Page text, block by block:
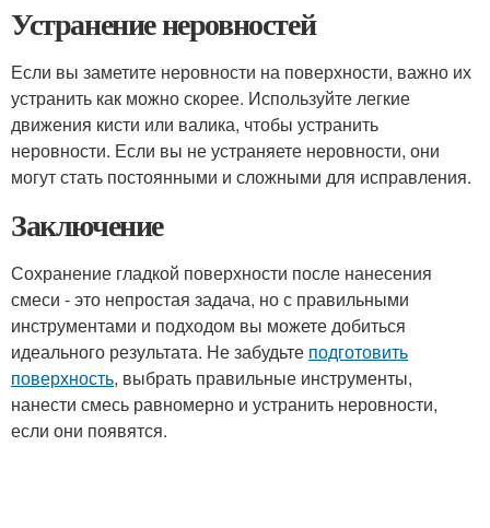
Устранение неровностей
Если вы заметите неровности на поверхности, важно их
устранить как можно скорее. Используйте легкие
движения кисти или валика, чтобы устранить
неровности. Если вы не устраняете неровности, они
могут стать постоянными и сложными для исправления.
Заключение
Сохранение гладкой поверхности после нанесения
смеси - это непростая задача, но с правильными
инструментами и подходом вы можете добиться
идеального результата. Не забудьте подготовить
поверхность, выбрать правильные инструменты,
нанести смесь равномерно и устранить неровности,
если они появятся.